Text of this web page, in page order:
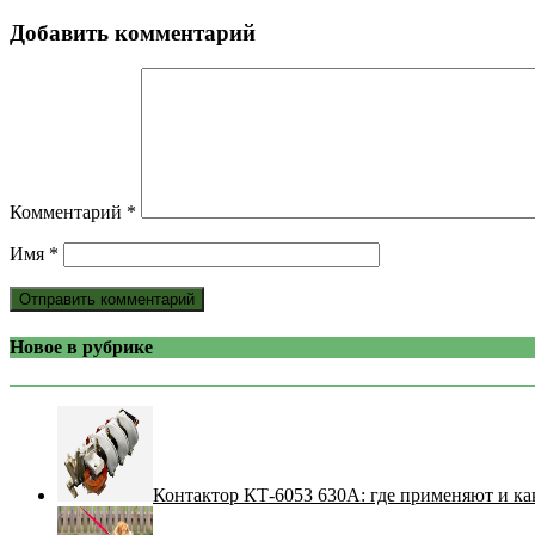
Добавить комментарий
Комментарий *
Имя *
Новое в рубрике
Контактор КТ-6053 630А: где применяют и